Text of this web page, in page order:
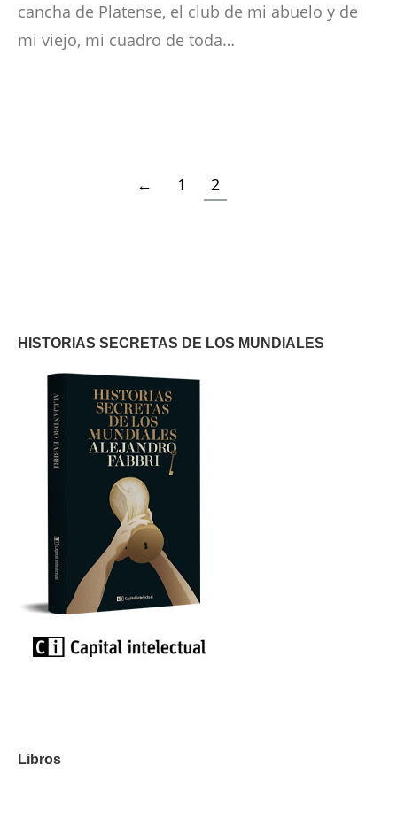
cancha de Platense, el club de mi abuelo y de
mi viejo, mi cuadro de toda…
← 1 2
HISTORIAS SECRETAS DE LOS MUNDIALES
Libros